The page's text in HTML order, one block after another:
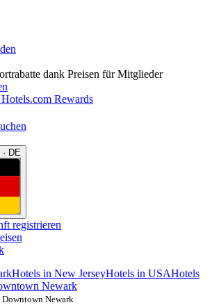
dank Preisen für Mitglieder
Rewards
· DE
registrieren
Hotels in New JerseyHotels in USAHotels
Newark
Newark